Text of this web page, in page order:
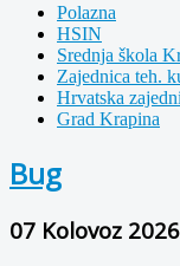
Polazna
HSIN
Srednja škola
Zajednica teh.
Hrvatska
Grad Krapina
Bug
07 Kolovoz 2026